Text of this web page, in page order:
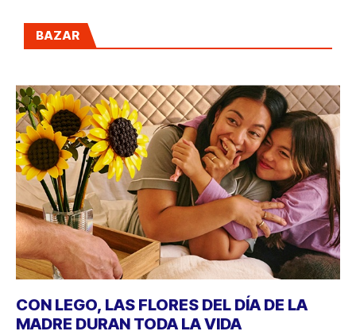
BAZAR
CON LEGO, LAS FLORES DEL DÍA DE LA
MADRE DURAN TODA LA VIDA